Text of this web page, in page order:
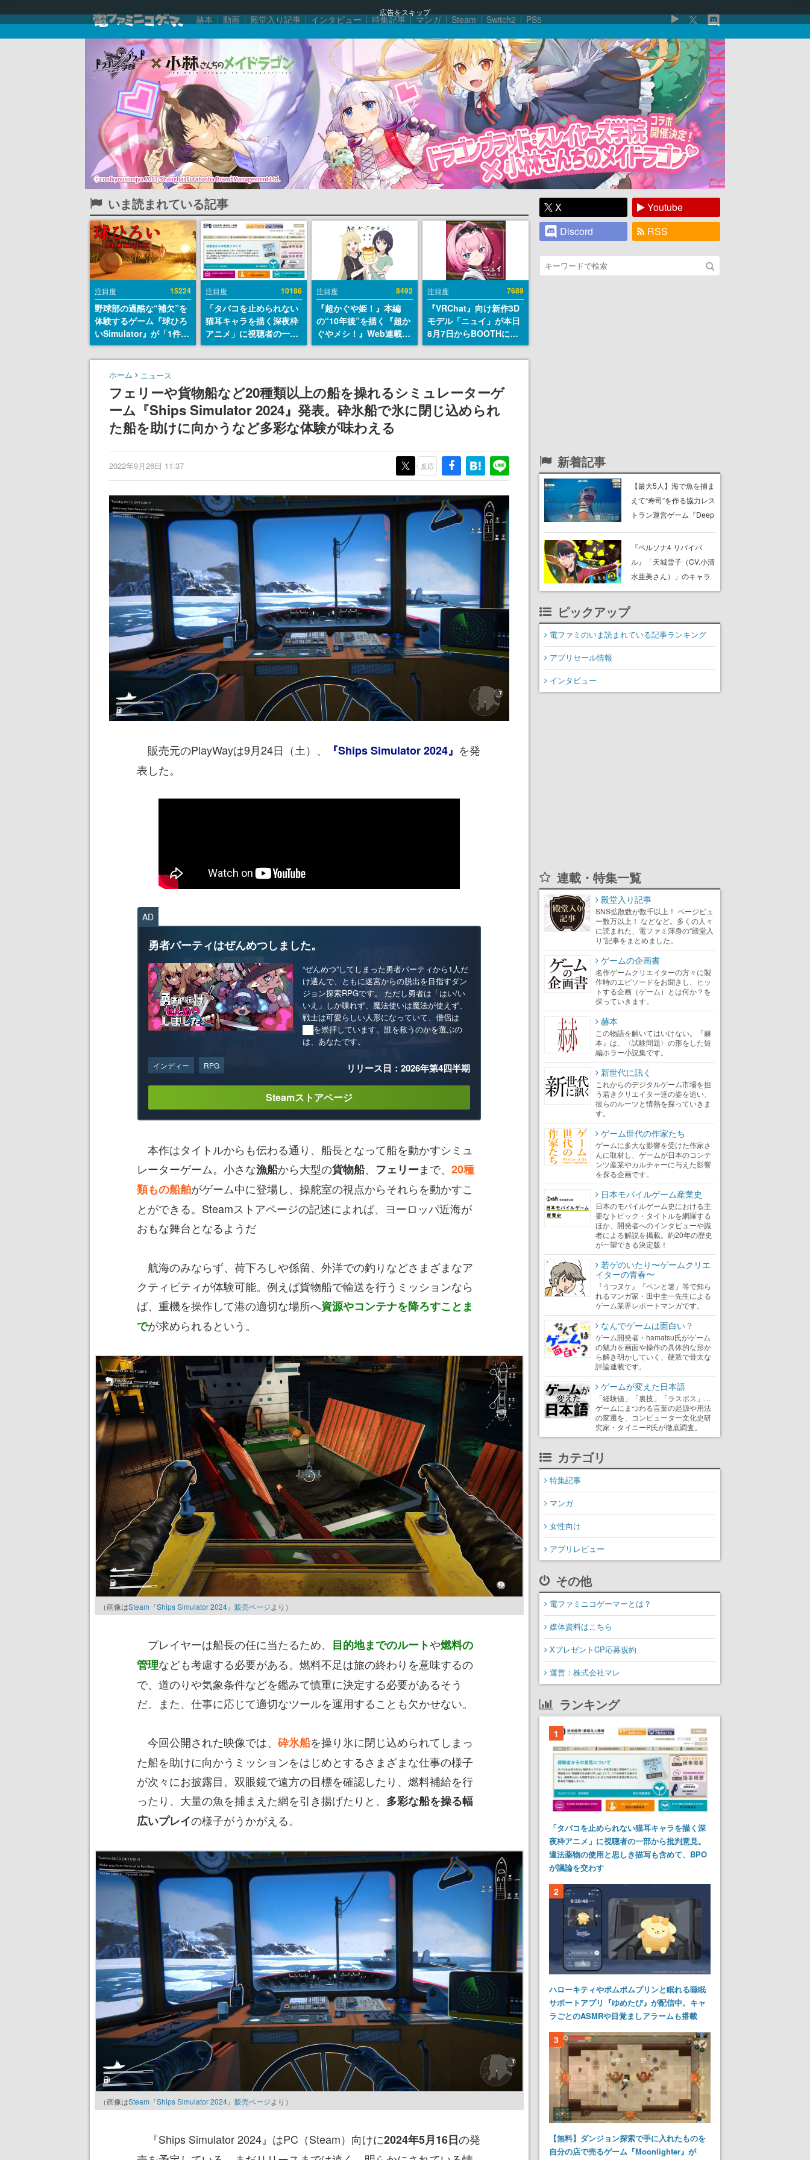
広告をスキップ
赫本 動画 殿堂入り記事 インタビュー 特集記事 マンガ Steam Switch2 PS5
いま読まれている記事
注目度 15224
野球部の過酷な“補欠”を
体験するゲーム『球ひろ
いSimulator』が「1件」
のウィッシュリストをも
とにチェコ語に対応し
SNSで話題に。『キング
ダム・カム』開発元やチ
ェコのプロ野球選手から
称賛の声
注目度 10186
「タバコを止められない
猫耳キャラを描く深夜枠
アニメ」に視聴者の一部
から批判意見。違法薬物
の使用と思しき描写も含
す
注目度 8492
『超かぐや姫！』本編
の“10年後”を描く『超か
ぐやメシ！』Web連載決
定。新たなWebマンガレ
ーベル「ビビビコミッ
タート、あのお話には…
まだ続きがある！
注目度 7689
『VRChat』向け新作3D
モデル「ニュイ」が本日
8月7日からBOOTHにて
発売。瞳に光る星や感情
豊かな表情が、小悪魔か
ホーム ニュース
フェリーや貨物船など20種類以上の船を操れるシミュレーターゲ
ーム『Ships Simulator 2024』発表。砕氷船で氷に閉じ込められ
た船を助けに向かうなど多彩な体験が味わえる
2022年9月26日 11:37 反応
販売元のPlayWayは9月24日（土）、 『Ships Simulator 2024』 を発
表した。
AD
勇者パーティはぜんめつしました。
“ぜんめつ”してしまった勇者パーティから1人だ
け選んで、ともに迷宮からの脱出を目指すダン
ジョン探索RPGです。 ただし勇者は「はい/い
いえ」しか喋れず、魔法使いは魔法が使えず、
戦士は可愛らしい人形になっていて、僧侶は
██を崇拝しています。誰を救うのかを選ぶの
は、あなたです。
インディー RPG リリース日：2026年第4四半期
Steamストアページ
本作はタイトルからも伝わる通り、船長となって船を動かすシミュ
レーターゲーム。小さな漁船から大型の貨物船、 フェリーまで、 20種
類もの船舶がゲーム中に登場し、操舵室の視点からそれらを動かすこ
とができる。Steamストアページの記述によれば、ヨーロッパ近海が
おもな舞台となるようだ
航海のみならず、荷下ろしや係留、外洋での釣りなどさまざまなア
クティビティが体験可能。例えば貨物船で輸送を行うミッションなら
ば、重機を操作して港の適切な場所へ資源やコンテナを降ろすことま
でが求められるという。
（画像はSteam『Ships Simulator 2024』販売ページより）
プレイヤーは船長の任に当たるため、 目的地までのルートや燃料の
管理なども考慮する必要がある。燃料不足は旅の終わりを意味するの
で、道のりや気象条件などを鑑みて慎重に決定する必要があるそう
だ。また、仕事に応じて適切なツールを運用することも欠かせない。
今回公開された映像では、 砕氷船を操り氷に閉じ込められてしまっ
た船を助けに向かうミッションをはじめとするさまざまな仕事の様子
が次々にお披露目。双眼鏡で遠方の目標を確認したり、燃料補給を行
ったり、大量の魚を捕まえた網を引き揚げたりと、 多彩な船を操る幅
広いプレイの様子がうかがえる。
（画像はSteam『Ships Simulator 2024』販売ページより）
『Ships Simulator 2024』はPC（Steam）向けに2024年5月16日の発
X
Youtube
Discord
RSS
新着記事
【最大5人】海で魚を捕ま
えて“寿司”を作る協力レス
トラン運営ゲーム『Deep
リース。海の中にはサメ
やピラニアといった危険
な生物も棲んでいて、阿
『ペルソナ4 リバイバ
ル』「天城雪子（CV.小清
水亜美さん）」のキャラ
紹介動画が公開。老舗旅
ナ・コノハナサクヤとと
もに主人公たちと舞う
ピックアップ
電ファミのいま読まれている記事ランキング
アプリセール情報
インタビュー
連載・特集一覧
殿堂入り記事
SNS拡散数が数千以上！ ページビュ
ー数万以上！ などなど。多くの人々
に読まれた、電ファミ渾身の“殿堂入
り”記事をまとめました。
ゲームの企画書
名作ゲームクリエイターの方々に製
作時のエピソードをお聞きし、ヒッ
トする企画（ゲーム）とは何か？を
探っていきます。
赫本
この物語を解いてはいけない。『赫
本』は、〈試験問題〉の形をした短
編ホラー小説集です。
新世代に訊く
これからのデジタルゲーム市場を担
う若きクリエイター達の姿を追い、
彼らのルーツと情熱を探っていきま
す。
ゲーム世代の作家たち
ゲームに多大な影響を受けた作家さ
んに取材し、ゲームが日本のコンテ
ンツ産業やカルチャーに与えた影響
を探る企画です。
日本モバイルゲーム産業史
日本のモバイルゲーム史における主
要なトピック・タイトルを網羅する
ほか、開発者へのインタビューや識
者による解説を掲載。約20年の歴史
が一望できる決定版！
若ゲのいたり〜ゲームクリエ
イターの青春〜
『うつヌケ』『ペンと箸』等で知ら
れるマンガ家・田中圭一先生による
ゲーム業界レポートマンガです。
なんでゲームは面白い？
ゲーム開発者・hamatsu氏がゲーム
の魅力を画面や操作の具体的な形か
ら解き明かしていく、硬派で骨太な
評論連載です。
ゲームが変えた日本語
「経験値」「裏技」「ラスボス」…
ゲームにまつわる言葉の起源や用法
の変遷を、コンピューター文化史研
究家・タイニーP氏が徹底調査。
カテゴリ
特集記事
マンガ
女性向け
アプリレビュー
その他
電ファミニコゲーマーとは？
媒体資料はこちら
XプレゼントCP応募規約
運営：株式会社マレ
ランキング
1
「タバコを止められない猫耳キャラを描く深
夜枠アニメ」に視聴者の一部から批判意見。
違法薬物の使用と思しき描写も含めて、BPO
が議論を交わす
2
ハローキティやポムポムプリンと眠れる睡眠
サポートアプリ『ゆめたび』が配信中。キャ
ラごとのASMRや目覚ましアラームも搭載
3
【無料】ダンジョン探索で手に入れたものを
自分の店で売るゲーム『Moonlighter』が